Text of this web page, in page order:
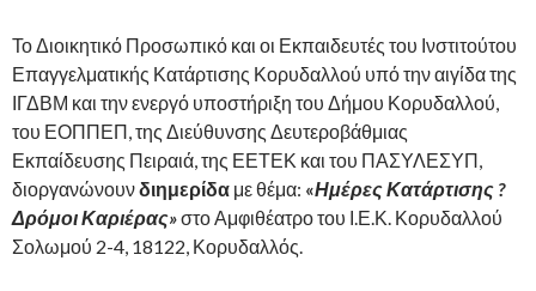
Το Διοικητικό Προσωπικό και οι Εκπαιδευτές του Ινστιτούτου
Επαγγελματικής Κατάρτισης Κορυδαλλού υπό την αιγίδα της
ΙΓΔΒΜ και την ενεργό υποστήριξη του Δήμου Κορυδαλλού,
του ΕΟΠΠΕΠ, της Διεύθυνσης Δευτεροβάθμιας
Εκπαίδευσης Πειραιά, της ΕΕΤΕΚ και του ΠΑΣΥΛΕΣΥΠ,
διοργανώνουνδιημερίδα με θέμα: «Ημέρες Κατάρτισης ?
Δρόμοι Καριέρας»στο Αμφιθέατρο του Ι.Ε.Κ. Κορυδαλλού
Σολωμού 2-4, 18122, Κορυδαλλός.